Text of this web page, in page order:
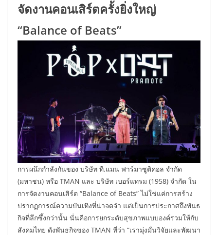
จัดงานคอนเสิร์ตครั้งยิ่งใหญ่
“Balance of Beats”
การผนึกกำลังกันของ บริษัท ที.แมน ฟาร์มาซูติคอล จำกัด
(มหาชน) หรือ TMAN และ บริษัท เบอร์แทรม (1958) จำกัด ใน
การจัดงานคอนเสิร์ต “Balance of Beats” ไม่ใช่แค่การสร้าง
ปรากฏการณ์ความบันเทิงที่น่าจดจำ แต่เป็นการประกาศถึงพันธ
กิจที่ลึกซึ้งกว่านั้น นั่นคือการยกระดับสุขภาพแบบองค์รวมให้กับ
สังคมไทย ดังพันธกิจของ TMAN ที่ว่า “เรามุ่งมั่นวิจัยและพัฒนา